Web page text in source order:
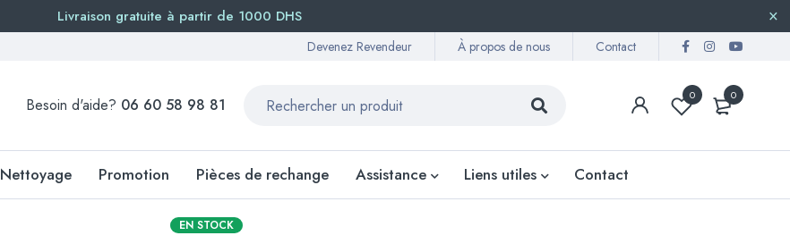
Livraison gratuite à partir de 1000 DHS
Devenez Revendeur À propos de nous Contact
0
0
Besoin d'aide? 06 60 58 98 81
Nettoyage Promotion Pièces de rechange Assistance Liens utiles Contact
EN STOCK